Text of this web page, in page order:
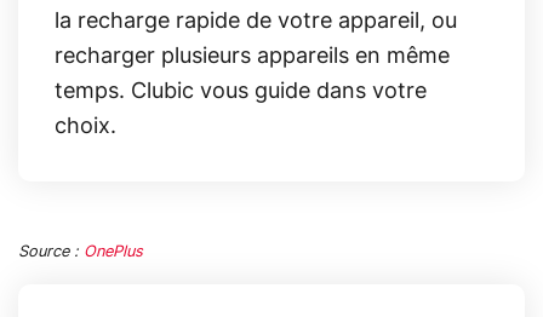
la recharge rapide de votre appareil, ou
recharger plusieurs appareils en même
temps. Clubic vous guide dans votre
choix.
Source : OnePlus